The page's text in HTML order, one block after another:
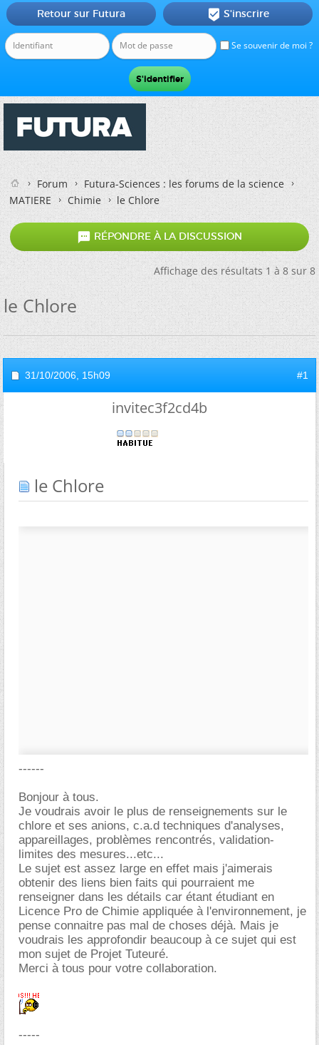
Se souvenir de moi ?
Retour sur Futura  S'inscrire
Forum
Futura-Sciences : les forums de la science
MATIERE
Chimie le Chlore
 RÉPONDRE À LA DISCUSSION
Affichage des résultats 1 à 8 sur 8
le Chlore
31/10/2006, 15h09 #1
invitec3f2cd4b
le Chlore
------
Bonjour à tous.
Je voudrais avoir le plus de renseignements sur le
chlore et ses anions, c.a.d techniques d'analyses,
appareillages, problèmes rencontrés, validation-
limites des mesures...etc...
Le sujet est assez large en effet mais j'aimerais
obtenir des liens bien faits qui pourraient me
renseigner dans les détails car étant étudiant en
Licence Pro de Chimie appliquée à l'environnement, je
pense connaitre pas mal de choses déjà. Mais je
voudrais les approfondir beaucoup à ce sujet qui est
mon sujet de Projet Tuteuré.
Merci à tous pour votre collaboration.
-----